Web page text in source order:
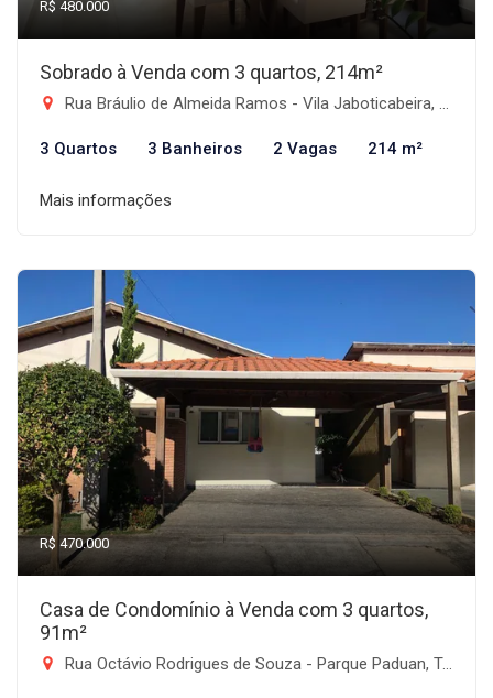
R$ 480.000
Sobrado à Venda com 3 quartos, 214m²
Rua Bráulio de Almeida Ramos - Vila Jaboticabeira, Taubaté-SP
3 Quartos 3 Banheiros 2 Vagas 214 m²
Mais informações
R$ 470.000
Casa de Condomínio à Venda com 3 quartos,
91m²
Rua Octávio Rodrigues de Souza - Parque Paduan, Taubaté-SP